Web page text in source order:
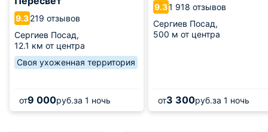
9.3219 отзывов
Сергиев Посад,
12.1 км от центра
Своя ухоженная территория
от9 000руб.за 1 ночь
9.31 918 отзывов
Сергиев Посад,
500 м от центра
от3 300руб.за 1 ночь